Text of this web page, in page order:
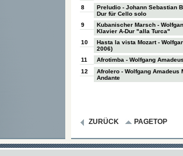
8
Preludio - Johann Sebastian
Dur für Cello solo
9
Kubanischer Marsch -
Klavier A-Dur "alla Turca"
10
Hasta la vista Mozart -
2006)
11
Afrotimba - Wolfgang
12
Afrolero - Wolfgang Amadeus
Andante
ZURÜCK PAGETOP